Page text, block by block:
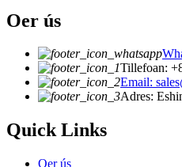
Oer ús
Tillefoan:
Email:
Adres:
Quick Links
Oer ús